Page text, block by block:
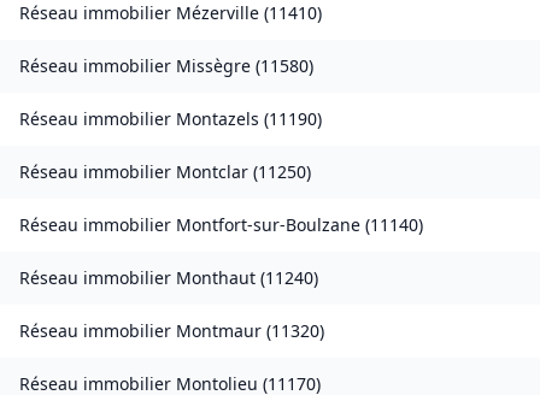
Réseau immobilier Mézerville (11410)
Réseau immobilier Missègre (11580)
Réseau immobilier Montazels (11190)
Réseau immobilier Montclar (11250)
Réseau immobilier Montfort-sur-Boulzane (11140)
Réseau immobilier Monthaut (11240)
Réseau immobilier Montmaur (11320)
Réseau immobilier Montolieu (11170)